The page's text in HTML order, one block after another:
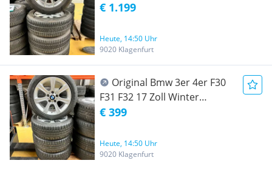
450d 19 Zoll Winter
A1674010400 Pirelli 275/55
R19 RDC #1420
€ 1.199
Heute, 14:50 Uhr
9020 Klagenfurt
Original Bmw 3er 4er F30
F31 F32 17 Zoll Winter
Kompletträder 7,5x17 ET37
RDC #1395
€ 399
Heute, 14:50 Uhr
9020 Klagenfurt